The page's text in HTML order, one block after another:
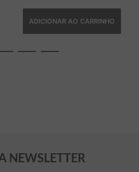
ADICIONAR AO CARRINHO
NEWSLETTER